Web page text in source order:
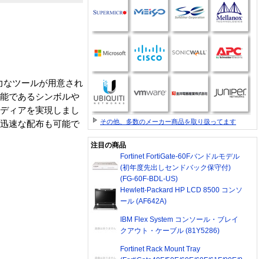
なツールが用意され
であるシンボルや
ィアを実現しまし
速な配布も可能で
その他、多数のメーカー商品を取り扱ってます
注目の商品
Fortinet FortiGate-60Fバンドルモデル
(初年度先出しセンドバック保守付)
(FG-60F-BDL-US)
Hewlett-Packard HP LCD 8500 コンソ
ール (AF642A)
IBM Flex System コンソール・ブレイ
クアウト・ケーブル (81Y5286)
Fortinet Rack Mount Tray